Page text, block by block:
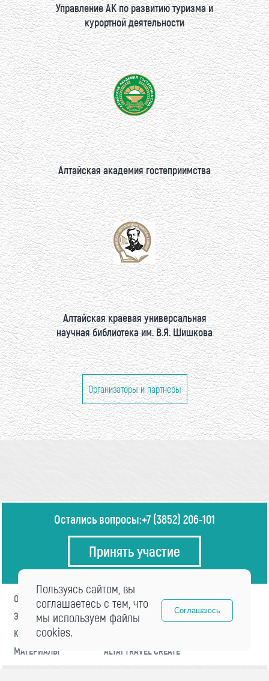
Управление АК по развитию туризма и
курортной деятельности
Алтайская академия гостеприимства
Алтайская краевая универсальная
научная библиотека им. В.Я. Шишкова
Организаторы и партнеры
Остались вопросы:+7 (3852) 206-101
Принять участие
О ФОРУМЕ
ПРОГРАММА
ЭКСПЕРТЫ
НОВОСТИ
КОНТАКТЫ
МАТЕРИАЛЫ
ALTAI TRAVEL CREATE
Пользуясь сайтом, вы
соглашаетесь с тем, что
мы используем файлы
cookies.
Соглашаюсь